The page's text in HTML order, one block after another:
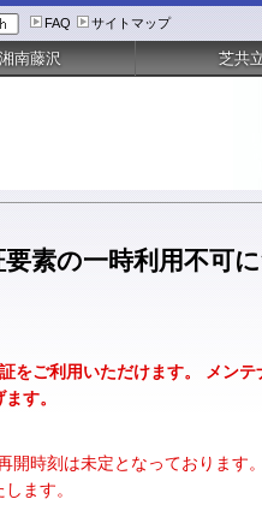
FAQ サイトマップ
素の一時利用不可
ご利用いただけます。 メン
す。
時刻は未定となっております。
ます。
湘南藤沢 芝共